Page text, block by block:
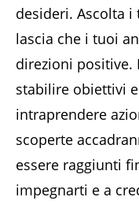
desideri. Ascolta
lascia che i tuoi
direzioni positive.
stabilire obiettivi
intraprendere
scoperte
essere raggiunti
impegnarti e a